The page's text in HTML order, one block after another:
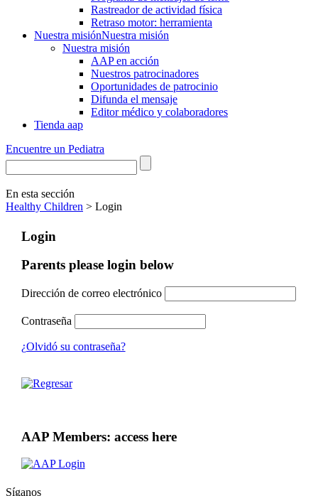
Rastre​​ador de activida​d física
Retraso motor: herramienta
Nuestra misiónNuestra misión
Nuestra misión
AAP en acción
Nuestros patrocinadores
Oportunidades de patrocinio
Difunda el mensaje
Editor médico y colaboradores
Tienda aap
Encuentre un Pediatra
En esta sección
Healthy Children > Login
Login
Parents please login below
Dirección de correo electrónico
Contraseña
¿Olvidó su contraseña?
AAP Members: access here
Síganos